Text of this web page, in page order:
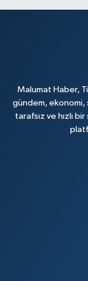
Malumat Haber,
gündem, ekonomi,
tarafsız ve hızlı